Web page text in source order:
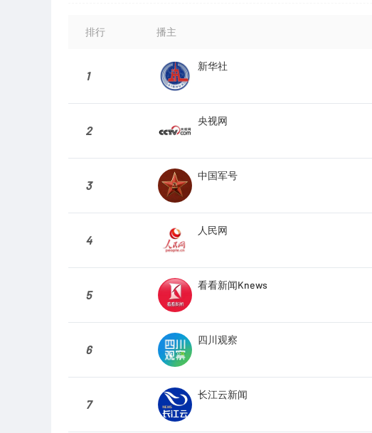
排行 播主
1
新华社
2
央视网
3
中国军号
4
人民网
5
看看新闻Knews
6
四川观察
7
长江云新闻